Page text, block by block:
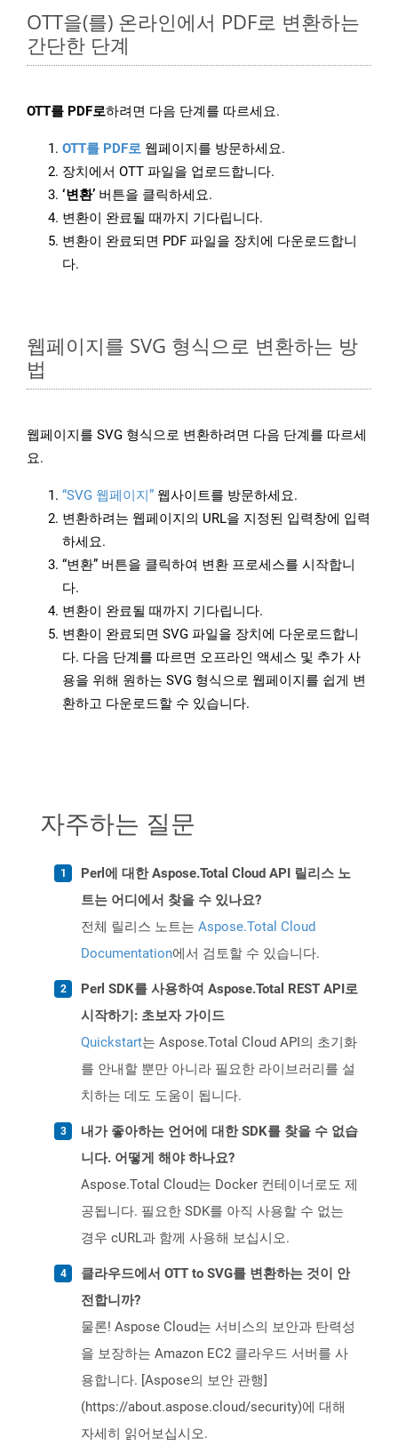
OTT을(를) 온라인에서 PDF로 변환하는
간단한 단계
OTT를 PDF로하려면 다음 단계를 따르세요.
OTT를 PDF로 웹페이지를 방문하세요.
장치에서 OTT 파일을 업로드합니다.
‘변환’ 버튼을 클릭하세요.
변환이 완료될 때까지 기다립니다.
변환이 완료되면 PDF 파일을 장치에 다운로드합니
다.
웹페이지를 SVG 형식으로 변환하는 방
법
웹페이지를 SVG 형식으로 변환하려면 다음 단계를 따르세
요.
“SVG 웹페이지” 웹사이트를 방문하세요.
변환하려는 웹페이지의 URL을 지정된 입력창에 입력
하세요.
“변환” 버튼을 클릭하여 변환 프로세스를 시작합니
다.
변환이 완료될 때까지 기다립니다.
변환이 완료되면 SVG 파일을 장치에 다운로드합니
다. 다음 단계를 따르면 오프라인 액세스 및 추가 사
용을 위해 원하는 SVG 형식으로 웹페이지를 쉽게 변
환하고 다운로드할 수 있습니다.
자주하는 질문
Perl에 대한 Aspose.Total Cloud API 릴리스 노
트는 어디에서 찾을 수 있나요?
전체 릴리스 노트는 Aspose.Total Cloud
Documentation에서 검토할 수 있습니다.
Perl SDK를 사용하여 Aspose.Total REST API로
시작하기: 초보자 가이드
Quickstart는 Aspose.Total Cloud API의 초기화
를 안내할 뿐만 아니라 필요한 라이브러리를 설
치하는 데도 도움이 됩니다.
내가 좋아하는 언어에 대한 SDK를 찾을 수 없습
니다. 어떻게 해야 하나요?
Aspose.Total Cloud는 Docker 컨테이너로도 제
공됩니다. 필요한 SDK를 아직 사용할 수 없는
경우 cURL과 함께 사용해 보십시오.
클라우드에서 OTT to SVG를 변환하는 것이 안
전합니까?
물론! Aspose Cloud는 서비스의 보안과 탄력성
을 보장하는 Amazon EC2 클라우드 서버를 사
용합니다. [Aspose의 보안 관행]
(https://about.aspose.cloud/security)에 대해
자세히 읽어보십시오.